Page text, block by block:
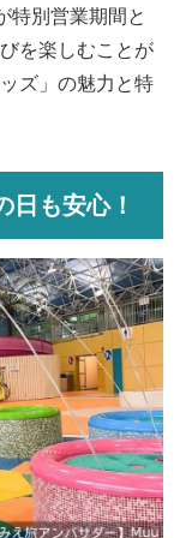
特別営業期間と
を楽しむことが
ズ」の魅力と特
も安心！